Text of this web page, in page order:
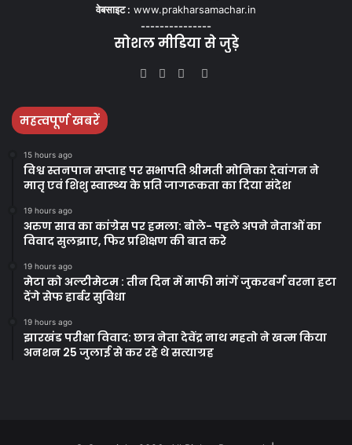
वेबसाइट : www.prakharsamachar.in
---------------
सोशल मीडिया से जुड़े
Facebook
TwitterYouTube
महत्वपूर्ण खबरें
15 hours ago
विश्व स्तनपान सप्ताह पर सभापति श्रीमती मोनिका देवांगन ने
मातृ एवं शिशु स्वास्थ्य के प्रति जागरूकता का दिया संदेश
19 hours ago
अरुण साव का कांग्रेस पर हमला: बोले- पहले अपने नेताओं का
विवाद सुलझाए, फिर प्रशिक्षण की बात करे
19 hours ago
मेटा को अल्टीमेटम : तीन दिन में माफी मांगें जुकरबर्ग वरना हटा
देंगे सेफ हार्बर सुविधा
19 hours ago
झारखंड परीक्षा विवाद: छात्र नेता देवेंद्र नाथ महतो ने खत्म किया
अनशन 25 जुलाई से कर रहे थे सत्याग्रह